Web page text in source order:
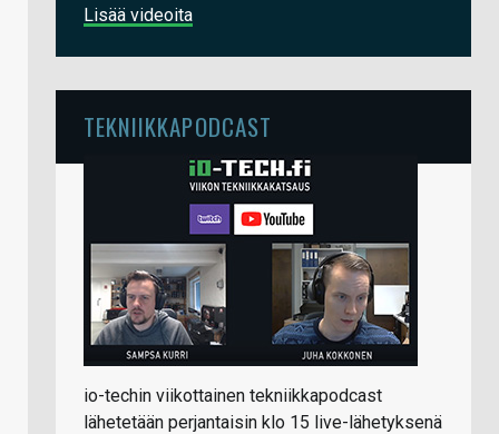
Lisää videoita
TEKNIIKKAPODCAST
io-techin viikottainen tekniikkapodcast
lähetetään perjantaisin klo 15 live-lähetyksenä